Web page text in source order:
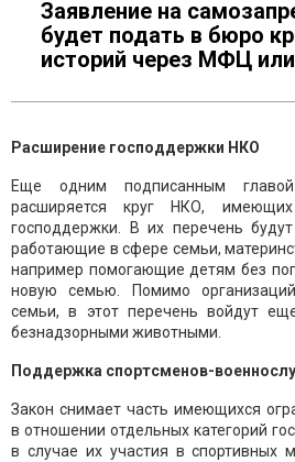
Заявление на
будет подать в бюро
историй через МФЦ или
Расширение господдержки НКО
Еще одним подписанным главой
расширяется круг НКО,
господдержки. В их перечень
работающие в сфере семьи,
например помогающие детям без
новую семью. Помимо
семьи, в этот перечень войдут
безнадзорными животными.
Поддержка спортсменов-
Закон снимает часть имеющихся
в отношении отдельных категорий
в случае их участия в спортивных